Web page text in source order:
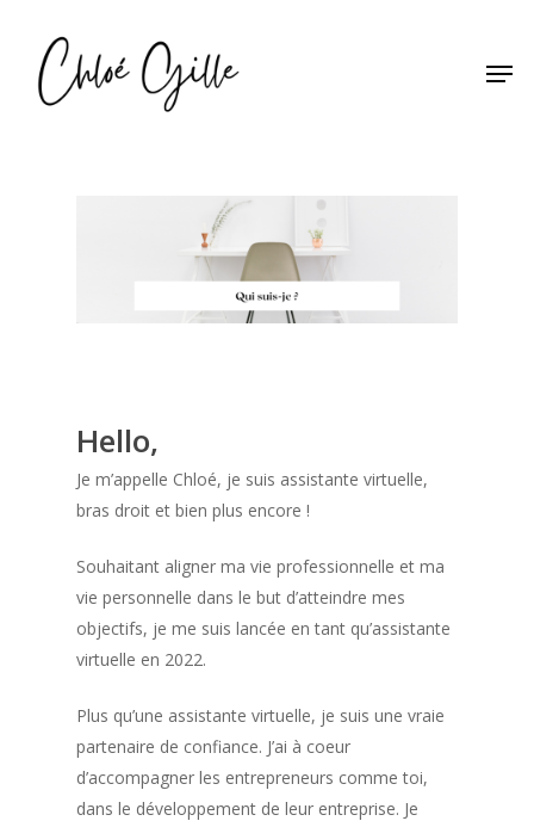
content
Hello,
Je m’appelle Chloé, je suis assistante virtuelle,
bras droit et bien plus encore !
Souhaitant aligner ma vie professionnelle et ma
vie personnelle dans le but d’atteindre mes
objectifs, je me suis lancée en tant qu’assistante
virtuelle en 2022.
Plus qu’une assistante virtuelle, je suis une vraie
partenaire de confiance. J’ai à coeur
d’accompagner les entrepreneurs comme toi,
dans le développement de leur entreprise. Je